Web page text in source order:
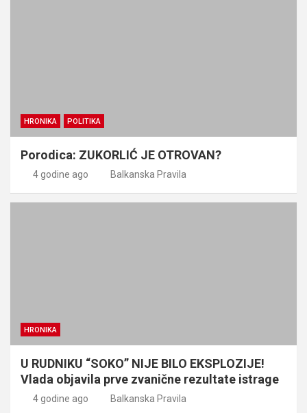
HRONIKA POLITIKA
Porodica: ZUKORLIĆ JE OTROVAN?
4 godine ago Balkanska Pravila
HRONIKA
U RUDNIKU “SOKO” NIJE BILO EKSPLOZIJE!
Vlada objavila prve zvanične rezultate istrage
4 godine ago Balkanska Pravila